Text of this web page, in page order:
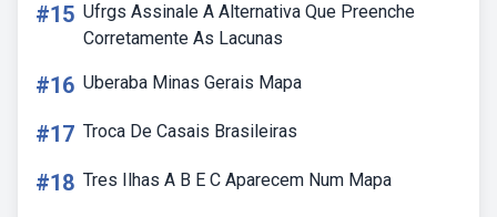
#15 Ufrgs Assinale A Alternativa Que Preenche
Corretamente As Lacunas
#16 Uberaba Minas Gerais Mapa
#17 Troca De Casais Brasileiras
#18 Tres Ilhas A B E C Aparecem Num Mapa